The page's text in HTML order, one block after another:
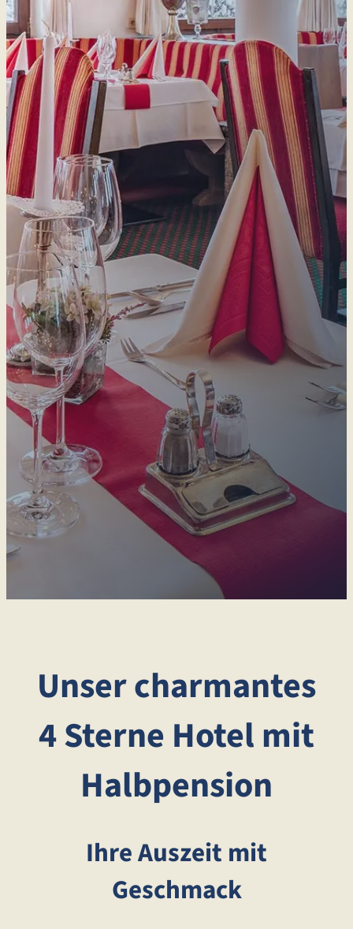
Unser charmantes
4 Sterne Hotel mit
Halbpension
Ihre Auszeit mit
Geschmack